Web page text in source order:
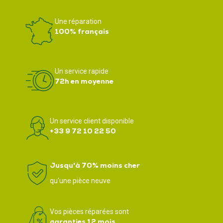
Une réparation
100% français
Un service rapide
72h en moyenne
Un service client disponible
+33 9 72 10 22 50
Jusqu'à 70% moins cher
qu'une pièce neuve
Vos pièces réparées sont